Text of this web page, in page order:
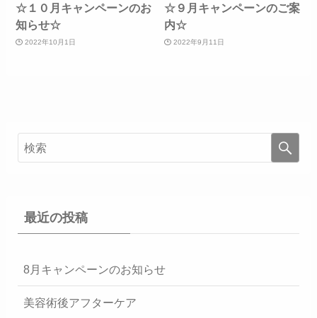
☆１０月キャンペーンのお
知らせ☆
2022年10月1日
☆９月キャンペーンのご案
内☆
2022年9月11日
最近の投稿
8月キャンペーンのお知らせ
美容術後アフターケア